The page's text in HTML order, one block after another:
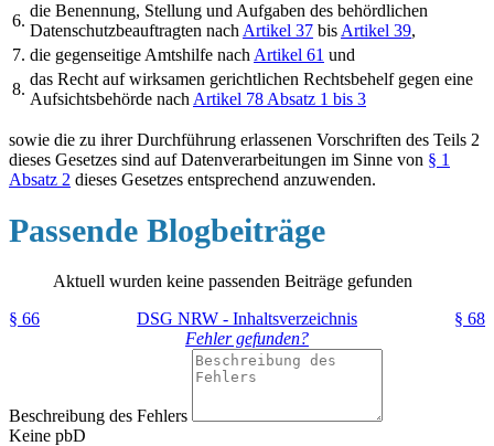
6.
die Benennung, Stellung und Aufgaben des behördlichen
Datenschutzbeauftragten nach Artikel 37 bis Artikel 39,
7. die gegenseitige Amtshilfe nach Artikel 61 und
8.
das Recht auf wirksamen gerichtlichen Rechtsbehelf gegen eine
Aufsichtsbehörde nach Artikel 78 Absatz 1 bis 3
sowie die zu ihrer Durchführung erlassenen Vorschriften des Teils 2
dieses Gesetzes sind auf Datenverarbeitungen im Sinne von § 1
Absatz 2 dieses Gesetzes entsprechend anzuwenden.
Passende Blogbeiträge
Aktuell wurden keine passenden Beiträge gefunden
§ 66
DSG NRW - Inhaltsverzeichnis
§ 68
Fehler gefunden?
Beschreibung des Fehlers
Keine pbD